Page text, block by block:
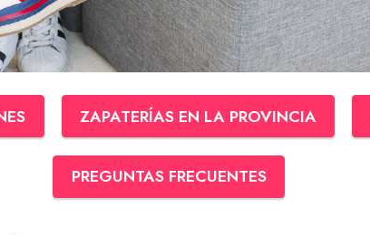
ZAPATERÍAS EN LA PROVINCIA
PREGUNTAS FRECUENTES